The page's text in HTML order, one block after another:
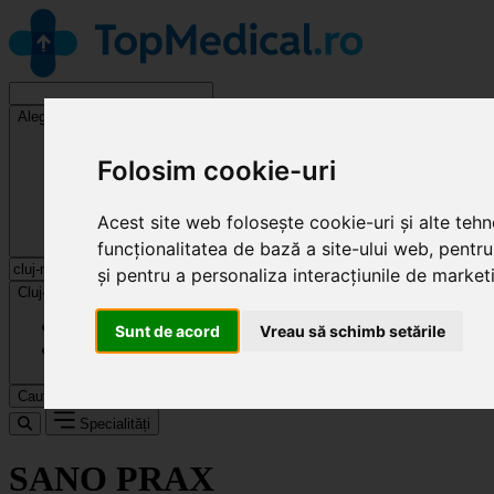
Folosim cookie-uri
Acest site web folosește cookie-uri și alte
funcționalitatea de bază a site-ului web,
și pentru a personaliza interacțiunile de
Sunt de acord Vreau să schimb setările
Alege o specialitate
Cluj-Napoca
Caută
Specialități
SANO PRAX